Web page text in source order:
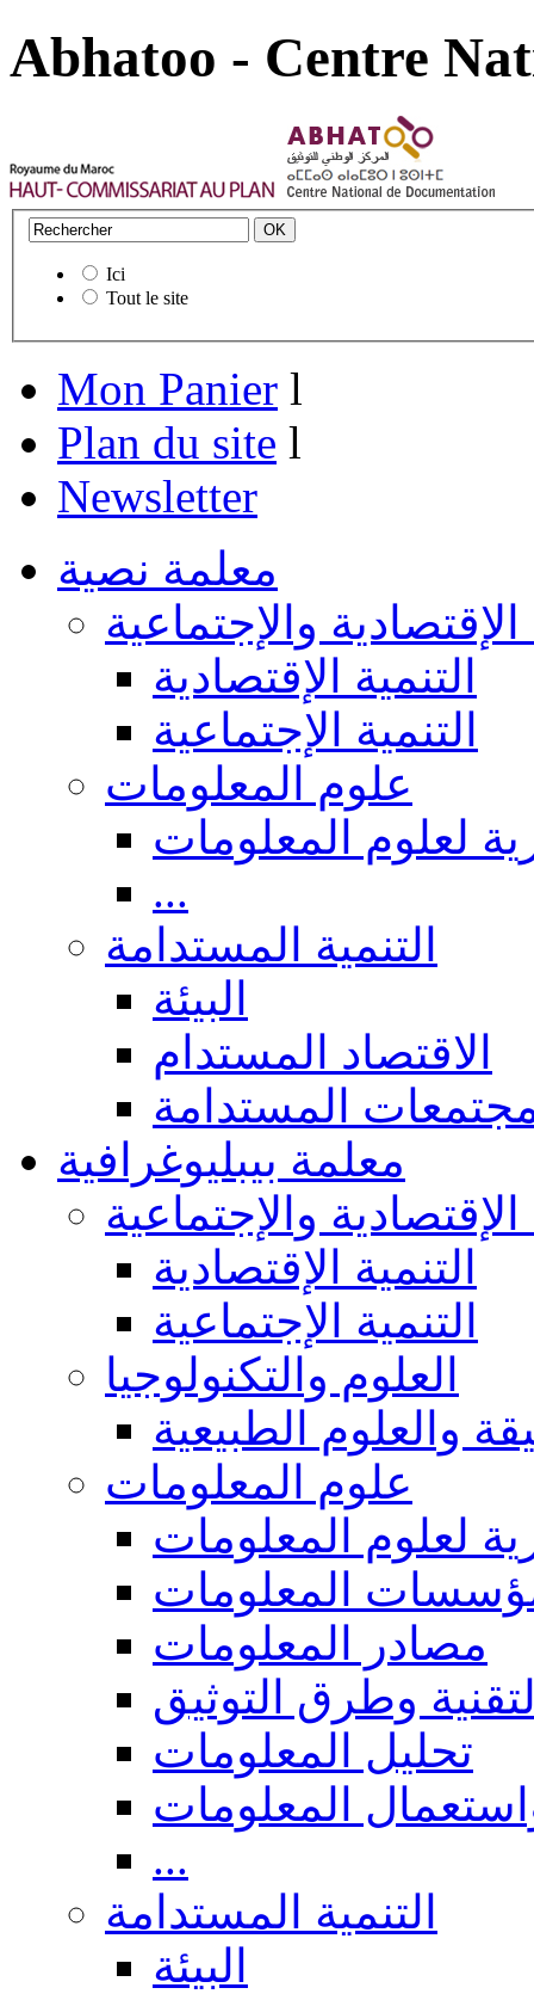
Abhatoo - Centre
Ici
Tout le site
Mon Panier l
Plan du site l
Newsletter
معلمة نصية
الإقتصادية والإجتماعية
التنمية الإقتصادية
التنمية الإجتماعية
علوم المعلومات
لعلوم المعلومات
...
التنمية المستدامة
البيئة
الاقتصاد المستدام
المستدامة
معلمة بيبليوغرافية
الإقتصادية والإجتماعية
التنمية الإقتصادية
التنمية الإجتماعية
العلوم والتكنولوجيا
والعلوم الطبيعية
علوم المعلومات
لعلوم المعلومات
المعلومات
مصادر المعلومات
وطرق التوثيق
تحليل المعلومات
المعلومات
...
التنمية المستدامة
البيئة